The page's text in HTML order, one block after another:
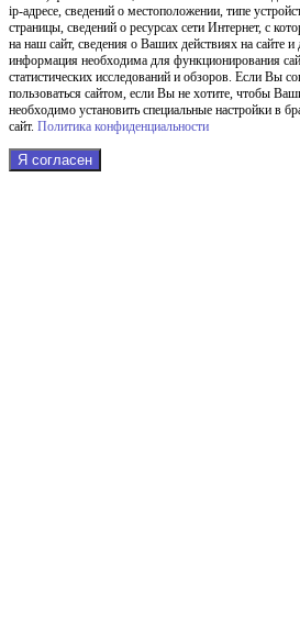
ip-адресе, сведений о местоположении, типе
страницы, сведений о ресурсах сети Интернет, с
на наш сайт, сведения о Ваших действиях на сайте
информация необходима для функционирования
статистических исследований и обзоров. Если Вы
пользоваться сайтом, если Вы не хотите, чтобы
необходимо установить специальные настройки в
сайт. Политика конфиденциальности
Я согласен